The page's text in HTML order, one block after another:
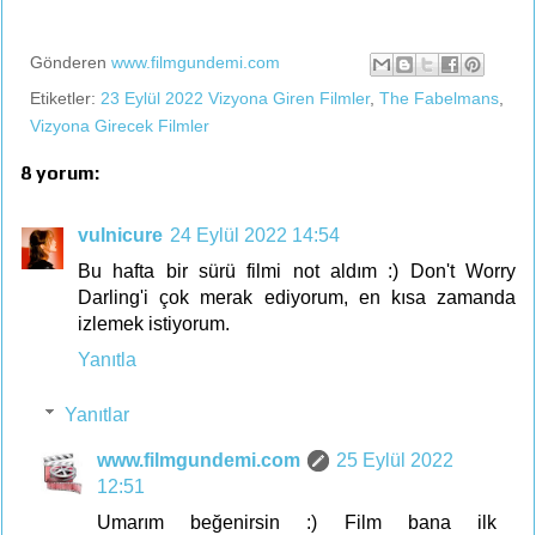
Gönderen www.filmgundemi.com
Etiketler: 23 Eylül 2022 Vizyona Giren Filmler, The Fabelmans
Vizyona Girecek Filmler
8 yorum:
vulnicure 24 Eylül 2022 14:54
Bu hafta bir sürü filmi not aldım :) Don't Worry
Darling'i çok merak ediyorum, en kısa zamanda
izlemek istiyorum.
Yanıtla
Yanıtlar
www.filmgundemi.com
25 Eylül 2022
12:51
Umarım beğenirsin :) Film bana ilk